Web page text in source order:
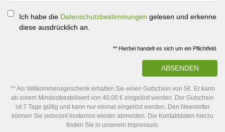
Ich habe die Datenschutzbestimmungen gelesen und erkenne
diese ausdrücklich an.
** Hierbei handelt es sich um ein Pflichtfeld.
ABSENDEN
** Als Willkommensgeschenk erhalten Sie einen Gutschein von 5€. Er kann
ab einem Mindestbestellwert von 40,00 € eingelöst werden. Der Gutschein
ist 7 Tage gültig und kann nur einmal eingelöst werden. Den Newsletter
können Sie jederzeit kostenlos wieder abmelden. Die Kontaktdaten hierzu
finden Sie in unserem Impressum.